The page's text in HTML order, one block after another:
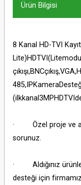
Ürün Bilgisi
8 Kanal HD-TVI
· Özel proje ve
sorunuz.
· Aldığınız
desteği için